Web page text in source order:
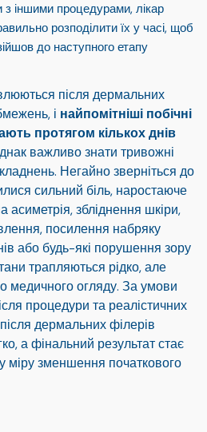
з іншими процедурами, лікар
розподілити їх у часі, щоб
до наступного етапу
після дермальних
і найпомітніші побічні
протягом кількох днів
важливо знати тривожні
Негайно зверніться до
сильний біль, наростаюче
асиметрія, збліднення шкіри,
посилення набряку
або будь-які порушення зору
трапляються рідко, але
медичного огляду. За умови
процедури та реалістичних
дермальних філерів
а фінальний результат стає
міру зменшення початкового